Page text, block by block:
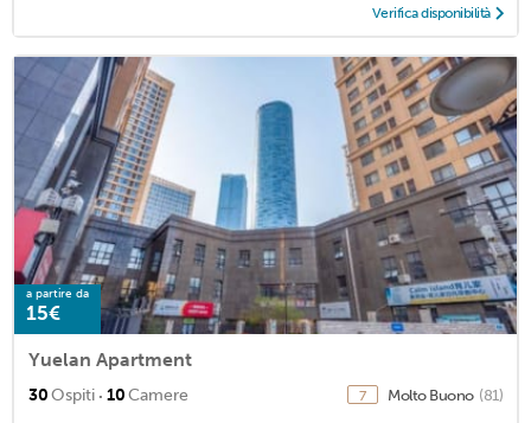
Verifica disponibilità
a partire da
15€
Yuelan Apartment
30Ospiti · 10Camere 7 Molto Buono (81)